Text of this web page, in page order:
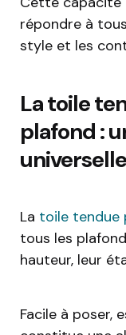
répondre à
style et les
La toile
plafond :
La toile tendue
tous les
hauteur, leur
Facile à poser,